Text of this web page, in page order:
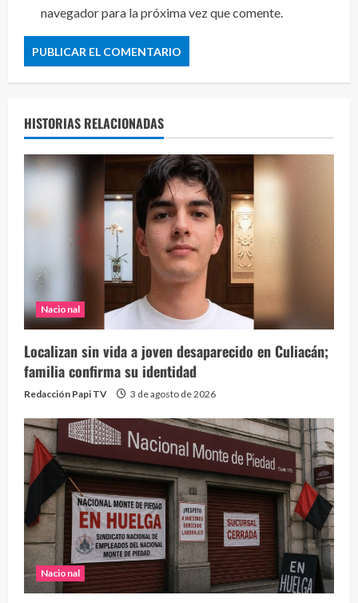
navegador para la próxima vez que comente.
HISTORIAS RELACIONADAS
Nacional
Localizan sin vida a joven desaparecido en Culiacán;
familia confirma su identidad
Redacción Papi TV 3 de agosto de 2026
Nacional